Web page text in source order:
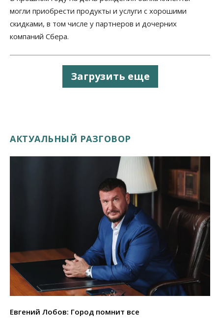
могли приобрести продукты и услуги с хорошими
скидками, в том числе у партнеров и дочерних
компаний Сбера.
Загрузить еще
АКТУАЛЬНЫЙ РАЗГОВОР
Евгений Лобов: Город помнит все